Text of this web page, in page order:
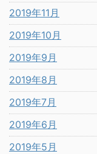
2019年11月
2019年10月
2019年9月
2019年8月
2019年7月
2019年6月
2019年5月